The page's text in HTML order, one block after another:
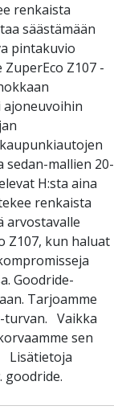
renkaista
säästämään
pintakuvio
Z107 -
ajoneuvoihin
sedan-mallien 20-
H:sta aina
renkaista
arvostavalle
Z107, kun haluat
Goodride-
Tarjoamme
turvan. Vaikka
sen
Lisätietoja
goodride.